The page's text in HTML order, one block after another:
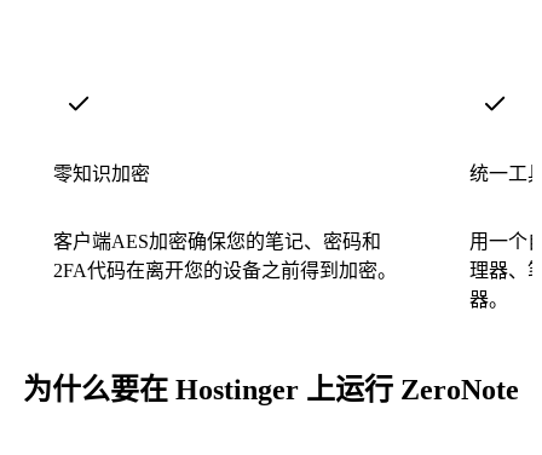
零知识加密
客户端AES加密确保您的笔记、密码和
2FA代码在离开您的设备之前得到加密。
统一工
用一个
理器、
器。
为什么要在 Hostinger 上运行 ZeroNote